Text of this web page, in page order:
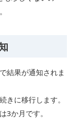
結果が通知されま
きに移行します。
3か月です。